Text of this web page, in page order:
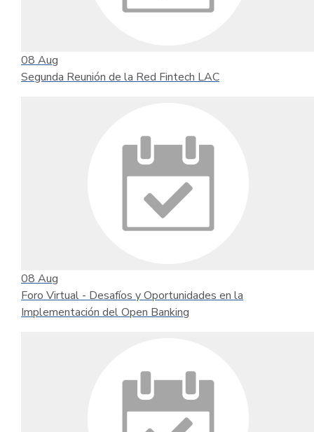
08 Aug
Segunda Reunión de la Red Fintech LAC
08 Aug
Foro Virtual - Desafíos y Oportunidades en la
Implementación del Open Banking